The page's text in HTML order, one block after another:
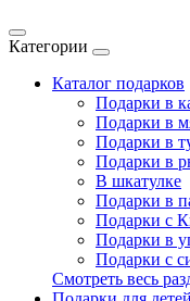
Категории
Каталог подарков
Подарки в
Подарки в
Подарки в
Подарки в
В шкатулке
Подарки в
Подарки с
Подарки в
Подарки с
Смотреть весь